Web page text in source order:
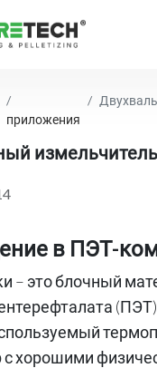
нами
文
приложения
Двухвальный
в ПЭТ-
– это блочный
с хорошими